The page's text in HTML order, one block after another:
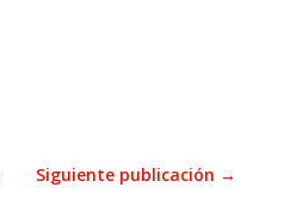
Siguiente publicación →